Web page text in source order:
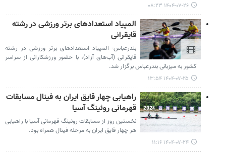
۱۴۰۴-۰۷-۲۶ ۰۸:۲۳
المپیاد استعدادهای برتر ورزشی در رشته
قایقرانی
بندرعباس- المپیاد استعدادهای برتر ورزشی در رشته
قایقرانی (آب‌های آزاد)، با حضور ورزشکارانی از سراسر
کشور به میزبانی بندرعباس برگزار شد.
۱۴۰۴-۰۷-۲۵ ۱۳:۵۴
راهیابی چهار قایق ایران به فینال مسابقات
قهرمانی روئینگ آسیا
نخستین روز از مسابقات روئینگ قهرمانی آسیا با راهیابی
هر چهار قایق ایران به مرحله فینال همراه بود.
۱۴۰۴-۰۷-۲۴ ۱۱:۱۶